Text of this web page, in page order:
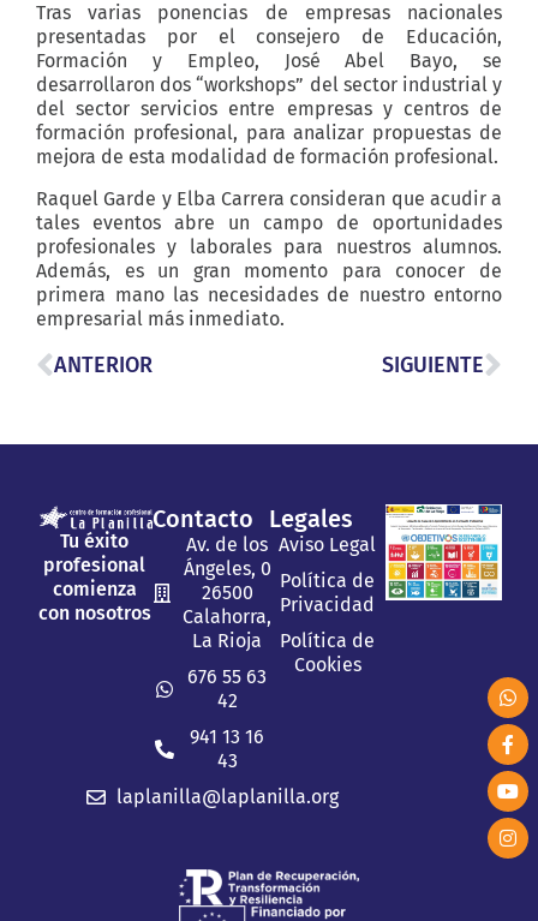
Tras varias ponencias de empresas nacionales
presentadas por el consejero de Educación,
Formación y Empleo, José Abel Bayo,­­­­ se
desarrollaron dos “workshops” del sector industrial y
del sector servicios entre empresas y centros de
formación profesional, para analizar propuestas de
mejora de esta modalidad de formación profesional.
Raquel Garde y Elba Carrera consideran que acudir a
tales eventos abre un campo de oportunidades
profesionales y laborales para nuestros alumnos.
Además, es un gran momento para conocer de
primera mano las necesidades de nuestro entorno
empresarial más inmediato.
ANTERIOR SIGUIENTE
Tu éxito
profesional
comienza
con nosotros
Contacto
Av. de los
Ángeles, 0
26500
Calahorra,
La Rioja
676 55 63
42
941 13 16
43
laplanilla@laplanilla.org
Legales
Aviso Legal
Política de
Privacidad
Política de
Cookies